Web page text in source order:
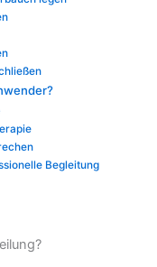
Begleitung